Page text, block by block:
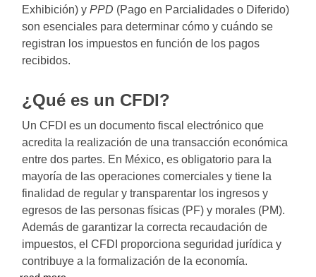
Exhibición) yPPD (Pago en Parcialidades o Diferido)
son esenciales para determinar cómo y cuándo se
registran los impuestos en función de los pagos
recibidos.
¿Qué es un CFDI?
Un CFDI es un documento fiscal electrónico que
acredita la realización de una transacción económica
entre dos partes. En México, es obligatorio para la
mayoría de las operaciones comerciales y tiene la
finalidad de regular y transparentar los ingresos y
egresos de las personas físicas (PF) y morales (PM).
Además de garantizar la correcta recaudación de
impuestos, el CFDI proporciona seguridad jurídica y
contribuye a la formalización de la economía.